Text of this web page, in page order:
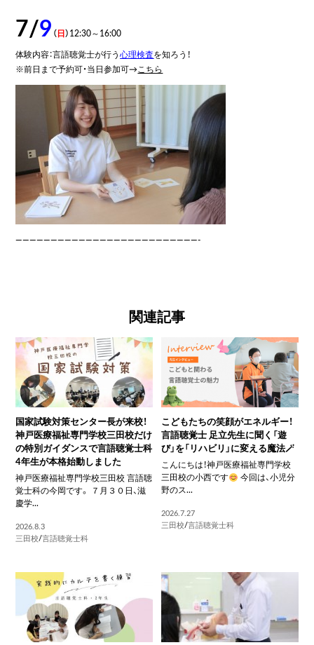
7/9 （日）12:30～16:00
体験内容：言語聴覚士が行う心理検査を知ろう！
※前日まで予約可・当日参加可→こちら
——————————————————————————-
関連記事
国家試験対策センター長が来校！
神戸医療福祉専門学校三田校だけ
の特別ガイダンスで言語聴覚士科
4年生が本格始動しました
神戸医療福祉専門学校三田校 言語聴
覚士科の今岡です。 ７月３０日、滋
慶学...
2026.8.3
三田校/言語聴覚士科
こどもたちの笑顔がエネルギー！
言語聴覚士 足立先生に聞く「遊
び」を「リハビリ」に変える魔法🪄
こんにちは！神戸医療福祉専門学校
三田校の小西です
今回は、小児分
野のス...
2026.7.27
三田校/言語聴覚士科